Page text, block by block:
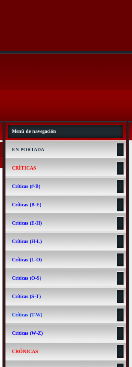
Menú de navegación
EN PORTADA
CRÍTICAS
Críticas (#-B)
Críticas (B-E)
Críticas (E-H)
Críticas (H-L)
Críticas (L-O)
Críticas (O-S)
Críticas (S-T)
Críticas (T-W)
Críticas (W-Z)
CRÓNICAS